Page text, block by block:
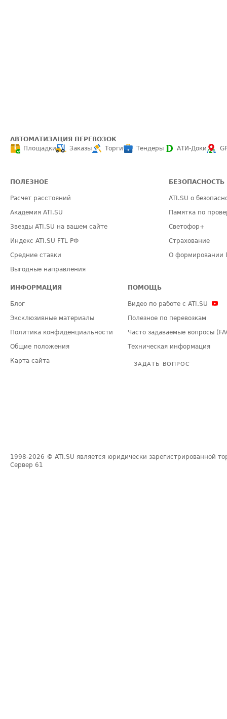
АВТОМАТИЗАЦИЯ ПЕРЕВОЗОК
Площадки
Заказы Торги Тендеры АТИ-Доки
ПОЛЕЗНОЕ
Расчет расстояний
Академия ATI.SU
Звезды ATI.SU на вашем сайте
Индекс ATI.SU FTL РФ
Средние ставки
Выгодные направления
БЕЗОПАСНОСТЬ
ATI.SU о
Памятка по
Светофор+
Страхование
О формировании
ИНФОРМАЦИЯ
Блог
Эксклюзивные материалы
Политика конфиденциальности
Общие положения
Карта сайта
ПОМОЩЬ
Видео по работе с ATI.SU
Полезное по перевозкам
Часто задаваемые вопросы
Техническая информация
ЗАДАТЬ ВОПРОС
1998-2026 © ATI.SU является юридически зарегистрированной
Сервер 61